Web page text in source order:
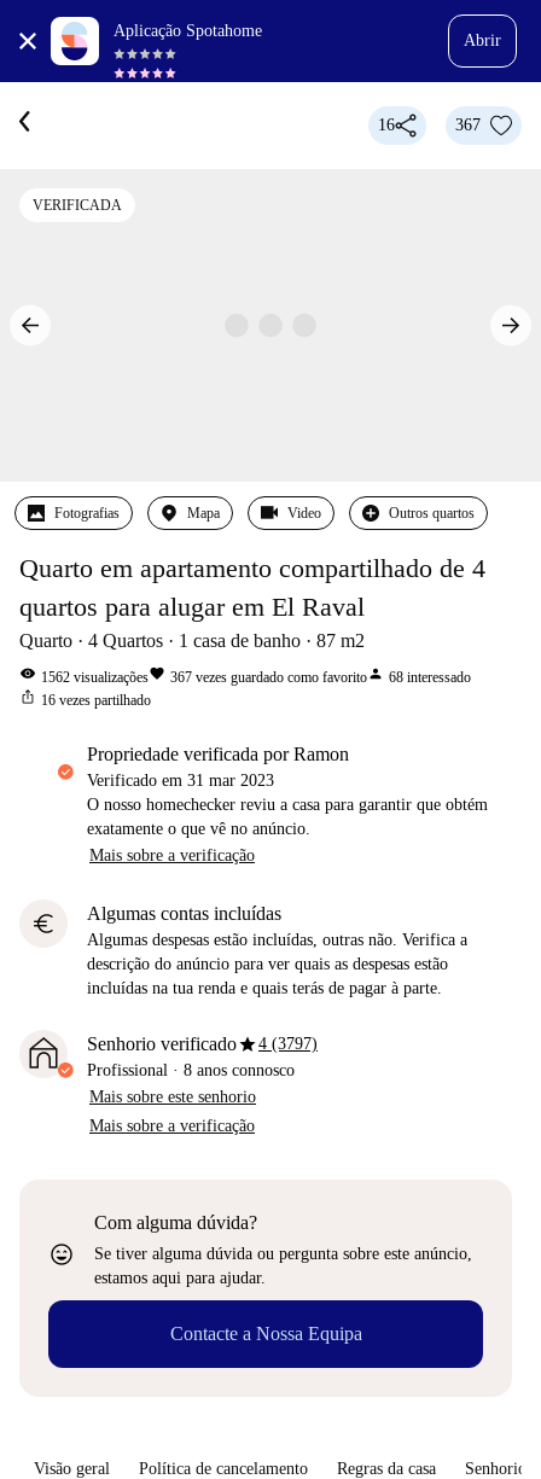
Aplicação Spotahome
Abrir
16 367
VERIFICADA
Fotografias Mapa Video Outros quartos
Quarto em apartamento compartilhado de 4
quartos para alugar em El Raval
Quarto 4 Quartos 1 casa de banho 87 m2
visibility 1562 visualizaçõesfavorite 367 vezes guardado como favoritoperson 68 interessado
ios_share 16 vezes partilhado
propriedade verificada por Ramon
Verificado em 31 mar 2023
O nosso homechecker reviu a casa para garantir que obtém
exatamente o que vê no anúncio.
Mais sobre a verificação
euro Algumas contas incluídas
Algumas despesas estão incluídas, outras não. Verifica a
descrição do anúncio para ver quais as despesas estão
incluídas na tua renda e quais terás de pagar à parte.
Senhorio verificadostar4 (3797)
Profissional · 8 anos connosco
Mais sobre este senhorio
Mais sobre a verificação
sentiment_very_satisfied
Com alguma dúvida?
Se tiver alguma dúvida ou pergunta sobre este anúncio,
estamos aqui para ajudar.
Contacte a Nossa Equipa
Visão geral Política de cancelamento Regras da casa Senhorio